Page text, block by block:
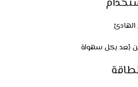
بُعد بكل سهولة